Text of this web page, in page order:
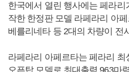
한국에서 열린 행사에는 페라리
작한 한정판 모델 라페라리 아
베를리네타 등 2대의 차량이 전
라페라리 아페르타는 페라리 최
오픈탑 모델로 최대출력 963마